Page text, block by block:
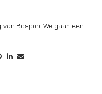
Bospop. We gaan een